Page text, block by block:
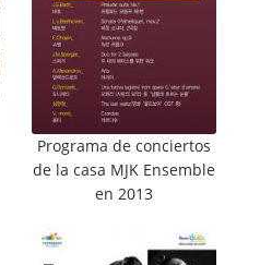
Programa de conciertos
de la casa MJK Ensemble
en 2013